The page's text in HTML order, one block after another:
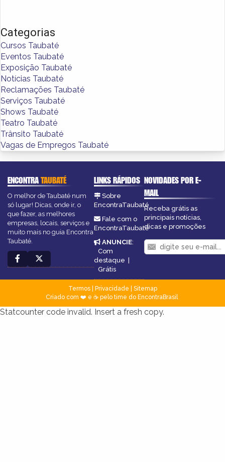
Categorias
Cursos Taubaté
Eventos Taubaté
Exposição Taubaté
Notícias Taubaté
Reclamações Taubaté
Serviços Taubaté
Shows Taubaté
Teatro Taubaté
Trânsito Taubaté
Vagas de Empregos Taubaté
ENCONTRATAUBATÉ
O melhor de Taubaté num
só lugar! Dicas, onde ir, o
que fazer, as melhores
empresas, locais, serviços e
muito mais no guia Encontra
Taubaté.
LINKS RÁPIDOS
Sobre
EncontraTaubaté
Fale com o
EncontraTaubaté
ANUNCIE:
Com
destaque |
Grátis
NOVIDADES POR E-
MAIL
Receba grátis as
principais notícias,
dicas e promoções
Termos| Privacidade
Sitemap
Criado com ❤️ e ☕ pelo time do EncontraBrasil
Statcounter code invalid. Insert a fresh copy.